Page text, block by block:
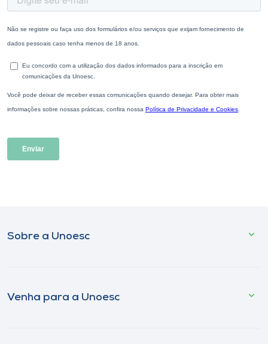
Sobre a Unoesc
Venha para a Unoesc